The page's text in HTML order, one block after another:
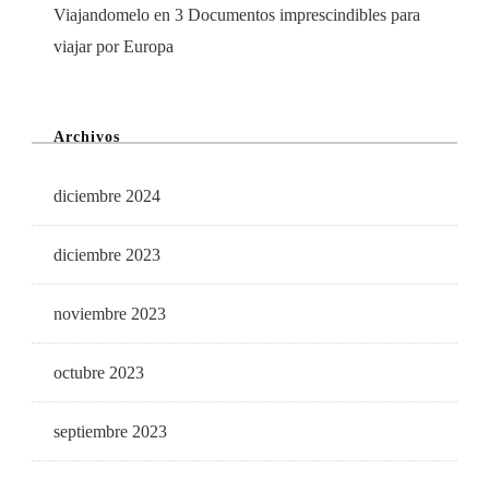
Viajandomelo en 3 Documentos imprescindibles para
viajar por Europa
Archivos
diciembre 2024
diciembre 2023
noviembre 2023
octubre 2023
septiembre 2023